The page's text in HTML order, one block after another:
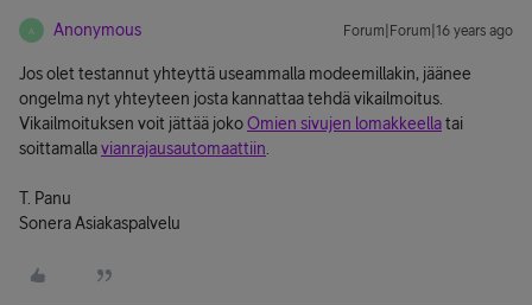
A Anonymous Forum|Forum|16 years ago
Jos olet testannut yhteyttä useammalla modeemillakin, jäänee
ongelma nyt yhteyteen josta kannattaa tehdä vikailmoitus.
Vikailmoituksen voit jättää jokoOmien sivujen lomakkeellatai
soittamallavianrajausautomaattiin
T. Panu
Sonera Asiakaspalvelu